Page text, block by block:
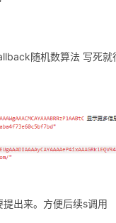
随机数算法 写死就
提出来。方便后续s调用